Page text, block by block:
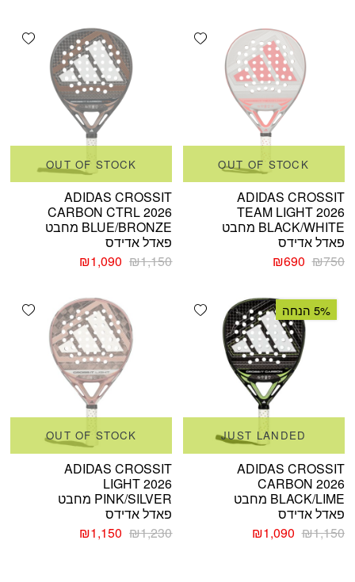
Add wishlist
OUT OF STOCK
ADIDAS CROSSIT
TEAM LIGHT 2026
BLACK/WHITE מחבט
פאדל אדידס
₪750
המחיר
₪750.
₪690
₪690.
OUT OF STOCK
ADIDAS CROSSIT
CARBON CTRL 2026
BLUE/BRONZE מחבט
פאדל אדידס
₪1,150
המחיר
₪1,150.
₪1,090 המחיר
₪1,090.
Add wishlist 5% הנחה
JUST LANDED
ADIDAS CROSSIT
CARBON 2026
BLACK/LIME מחבט
פאדל אדידס
₪1,150
המחיר₪1,090
OUT OF STOCK
ADIDAS CROSSIT
LIGHT 2026
PINK/SILVER מחבט
פאדל אדידס
₪1,230
המחיר₪1,150 המחיר